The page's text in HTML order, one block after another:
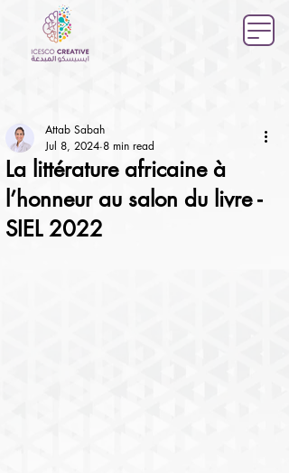
La littérature africaine à
l’honneur au salon du livre -
SIEL 2022
Attab Sabah
Jul 8, 2024 8 min read